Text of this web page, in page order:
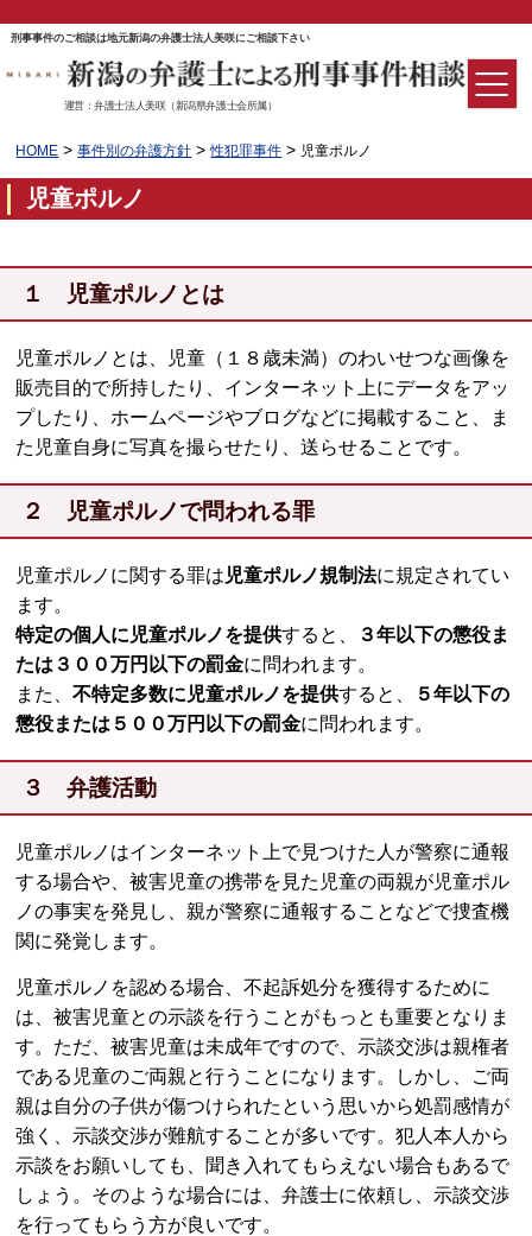
刑事事件のご相談は地元新潟の弁護士法人美咲にご相談下さい
運営：弁護士法人美咲（新潟県弁護士会所属）
HOME >事件別の弁護方針 >性犯罪事件 > 児童ポルノ
児童ポルノ
１ 児童ポルノとは
児童ポルノとは、児童（１８歳未満）のわいせつな画像を
販売目的で所持したり、インターネット上にデータをアッ
プしたり、ホームページやブログなどに掲載すること、ま
た児童自身に写真を撮らせたり、送らせることです。
２ 児童ポルノで問われる罪
児童ポルノに関する罪は 児童ポルノ規制法に規定されてい
ます。
特定の個人に児童ポルノを提供すると、
３年以下の懲役ま
たは３００万円以下の罰金に問われます。
また、不特定多数に児童ポルノを提供すると、
５年以下の
懲役または５００万円以下の罰金に問われます。
３ 弁護活動
児童ポルノはインターネット上で見つけた人が警察に通報
する場合や、被害児童の携帯を見た児童の両親が児童ポル
ノの事実を発見し、親が警察に通報することなどで捜査機
関に発覚します。
児童ポルノを認める場合、不起訴処分を獲得するために
は、被害児童との示談を行うことがもっとも重要となりま
す。ただ、被害児童は未成年ですので、示談交渉は親権者
である児童のご両親と行うことになります。しかし、ご両
親は自分の子供が傷つけられたという思いから処罰感情が
強く、示談交渉が難航することが多いです。犯人本人から
示談をお願いしても、聞き入れてもらえない場合もあるで
しょう。そのような場合には、弁護士に依頼し、示談交渉
を行ってもらう方が良いです。